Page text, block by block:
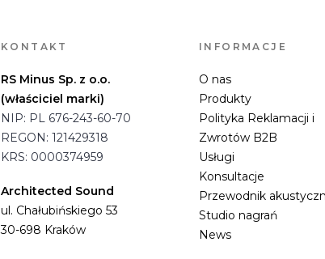
KONTAKT
RS Minus Sp. z o.o.
(właściciel marki)
NIP: PL 676-243-60-70
REGON: 121429318
KRS: 0000374959
Architected Sound
ul. Chałubińskiego 53
30-698 Kraków
INFORMACJE
O nas
Produkty
Polityka Reklamacji i
Zwrotów B2B
Usługi
Konsultacje
Przewodnik
Studio nagrań
News